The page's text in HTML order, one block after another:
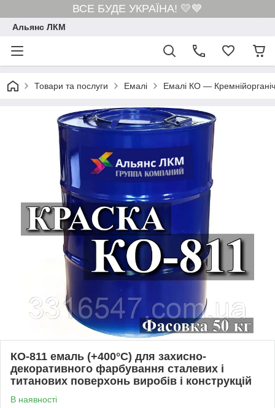
ВСЕ БУДЕ УКРАЇНА! 💛💙
Альянс ЛКМ
Товари та послуги Емалі Емалі КО —
КО-811 емаль (+400°С) для захисно-
декоративного фарбування сталевих і
титанових поверхонь виробів і конструкцій
В наявності